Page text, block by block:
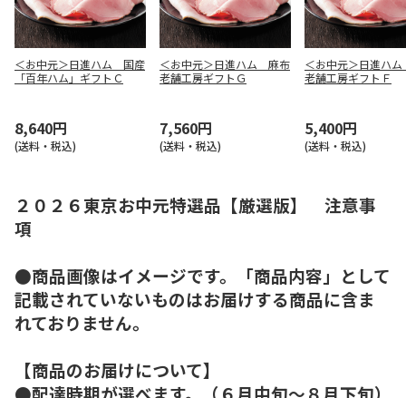
＜お中元＞日進ハム 国産
「百年ハム」ギフトＣ
8,640円
(送料・税込)
＜お中元＞日進ハム 麻布
老舗工房ギフトＧ
7,560円
(送料・税込)
＜お中元＞日進ハ
老舗工房ギフトＦ
5,400円
(送料・税込)
２０２６東京お中元特選品【厳選版】 注意事
項
●商品画像はイメージです。「商品内容」として
記載されていないものはお届けする商品に含ま
れておりません。
【商品のお届けについて】
●配達時期が選べます。（６月中旬～８月下旬）